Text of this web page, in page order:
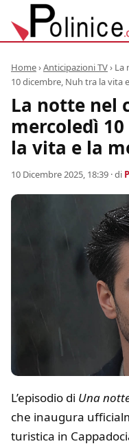
Home›Anticipazioni TV› La
10 dicembre, Nuh tra la vita
La notte nel
mercoledì
la vita e la
10 Dicembre 2025, 18:39 · di
L’episodio di Una
che inaugura
turistica in